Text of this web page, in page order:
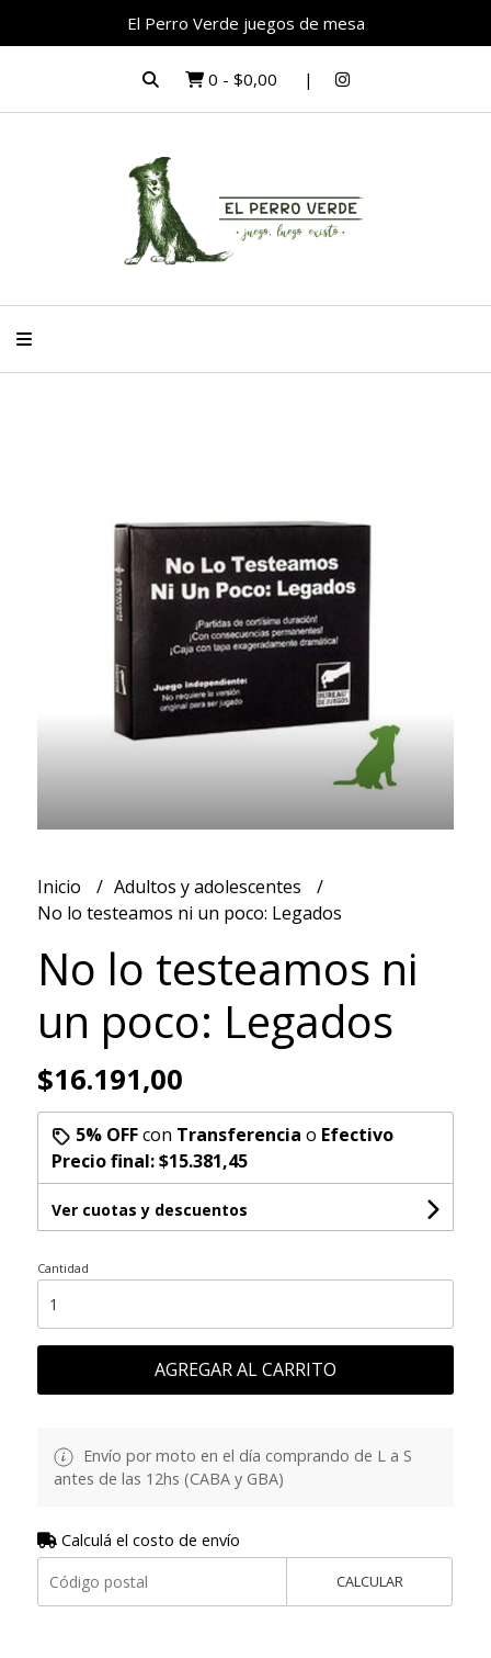
El Perro Verde juegos de mesa
0 - $0,00
Inicio
Adultos y adolescentes
No lo testeamos ni un poco: Legados
No lo testeamos ni
un poco: Legados
$16.191,00
5% OFFcon Transferencia o Efectivo
Precio final:$15.381,45
Ver cuotas y descuentos
Cantidad
AGREGAR AL CARRITO
Envío por moto en el día comprando de L a S
antes de las 12hs (CABA y GBA)
Calculá el costo de envío
CALCULAR